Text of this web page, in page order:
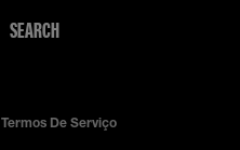
SEARCH
Termos De Serviço